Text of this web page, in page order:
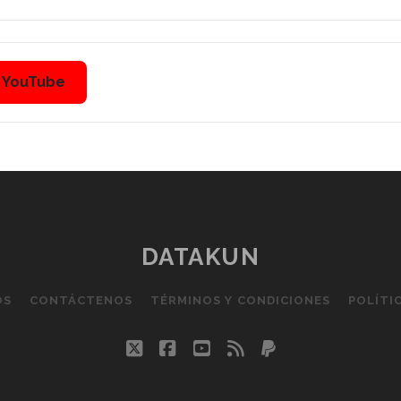
DATAKUN
CONTÁCTENOS TÉRMINOS Y CONDICIONES
twitterfacebook
youtube
rss paypal